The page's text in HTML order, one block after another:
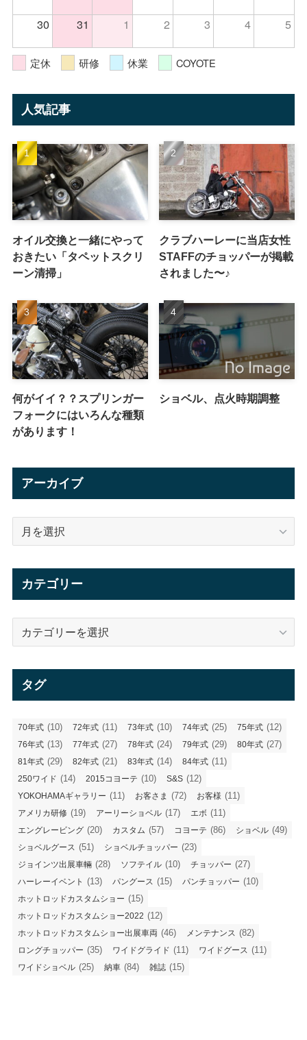
30
31 1 2 3 4 5
定休 研修 休業 COYOTE
人気記事
オイル交換と一緒にやって
おきたい「タペットスクリ
ーン清掃」
クラブハーレーに当店女性
STAFFのチョッパーが掲載
されました〜♪
何がイイ？？スプリンガー
フォークにはいろんな種類
があります！
ショベル、点火時期調整
アーカイブ
カテゴリー
タグ
70年式 (10) 72年式 (11) 73年式 (10) 74年式 (25) 75年式 (12)
76年式 (13) 77年式 (27) 78年式 (24) 79年式 (29) 80年式 (27)
81年式 (29) 82年式 (21) 83年式 (14) 84年式 (11)
250ワイド (14) 2015コヨーテ (10) S&S (12)
YOKOHAMAギャラリー (11) お客さま (72) お客様 (11)
アメリカ研修 (19) アーリーショベル (17) エボ (11)
エングレービング (20) カスタム (57) コヨーテ (86) ショベル (49)
ショベルグース (51) ショベルチョッパー (23)
ジョインツ出展車輛 (28) ソフテイル (10) チョッパー (27)
ハーレーイベント (13) パングース (15) パンチョッパー (10)
ホットロッドカスタムショー (15)
ホットロッドカスタムショー2022 (12)
ホットロッドカスタムショー出展車両 (46) メンテナンス (82)
ロングチョッパー (35) ワイドグライド (11) ワイドグース (11)
ワイドショベル (25) 納車 (84) 雑誌 (15)